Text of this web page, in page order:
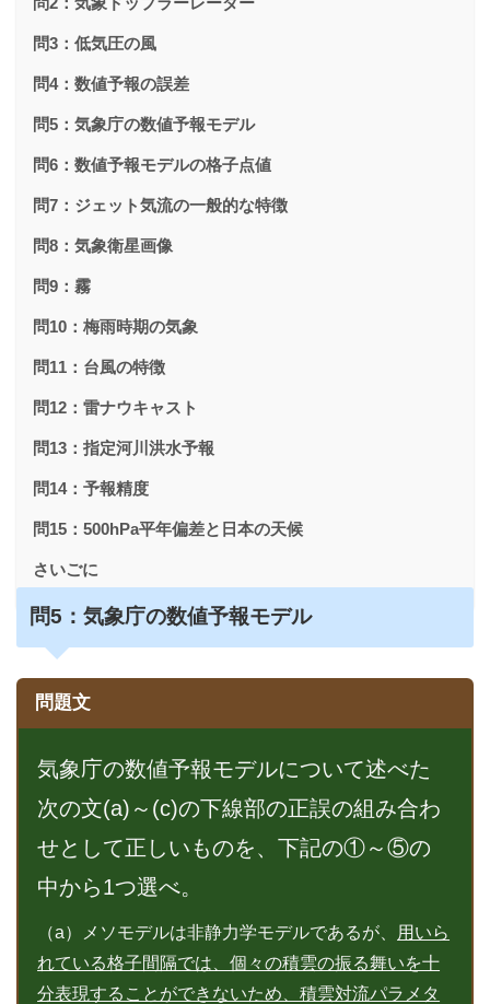
問3：低気圧の風
問4：数値予報の誤差
問5：気象庁の数値予報モデル
問6：数値予報モデルの格子点値
問7：ジェット気流の一般的な特徴
問8：気象衛星画像
問9：霧
問10：梅雨時期の気象
問11：台風の特徴
問12：雷ナウキャスト
問13：指定河川洪水予報
問14：予報精度
問15：500hPa平年偏差と日本の天候
さいごに
問5：気象庁の数値予報モデル
問題文
気象庁の数値予報モデルについて述べた
次の文(a)～(c)の下線部の正誤の組み合わ
せとして正しいものを、下記の①～⑤の
中から1つ選べ。
（a）メソモデルは非静力学モデルであるが、
用いら
れている格子間隔では、個々の積雲の振る舞いを十
分表現することができないため、積雲対流パラメタ